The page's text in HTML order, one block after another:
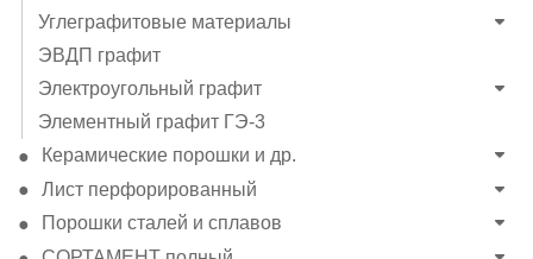
Углеграфитовые материалы
ЭВДП графит
Электроугольный графит
Элементный графит ГЭ-3
Керамические порошки и др.
Лист перфорированный
Порошки сталей и сплавов